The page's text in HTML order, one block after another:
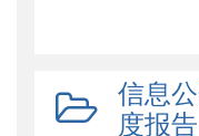
信息
度报告